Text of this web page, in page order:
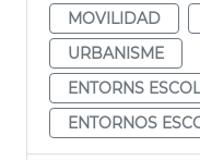
MOVILIDAD
URBANISME
ENTORNS
ENTORNOS